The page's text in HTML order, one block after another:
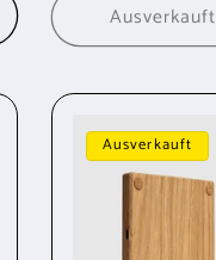
Ausverkauft
Ausverkauft